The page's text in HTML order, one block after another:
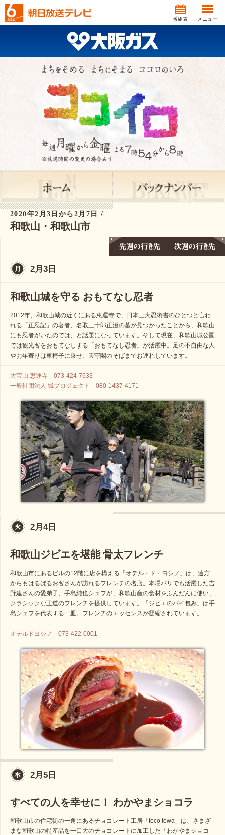
番組表 メニュー
2020年2月3日から2月7日 /
和歌山・和歌山市
2月3日
和歌山城を守る おもてなし忍者
2012年、和歌山城の近くにある恵運寺で、日本三大忍術書のひとつと言わ
れる「正忍記」の著者、名取三十郎正澄の墓が見つかったことから、和歌山
にも忍者がいたのでは、と話題になっています。そして現在、和歌山城公園
では観光客をおもてなしする「おもてなし忍者」が活躍中。足の不自由な人
やお年寄りは車椅子に乗せ、天守閣のそばまでお連れしています。
大宝山 恵運寺 073-424-7633
一般社団法人 城プロジェクト 080-1437-4171
2月4日
和歌山ジビエを堪能 骨太フレンチ
和歌山市にあるビルの12階に店を構える「オテル・ド・ヨシノ」は、遠方
からもはるばるお客さんが訪れるフレンチの名店。本場パリでも活躍した吉
野建さんの愛弟子、手島純也シェフが、和歌山産の食材をふんだんに使い、
クラシックな王道のフレンチを提供しています。「ジビエのパイ包み」は手
島シェフを代表する一皿。フレンチのエッセンスが凝縮されています。
オテルドヨシノ 073-422-0001
2月5日
すべての人を幸せに！ わかやまショコラ
和歌山市の住宅街の一角にあるチョコレート工房「toco towa」は、さまざ
まな和歌山の特産品を一口大のチョコレートに加工した「わかやまショコ